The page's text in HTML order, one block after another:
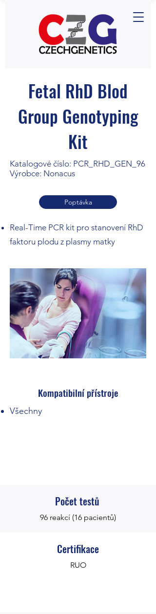
Fetal RhD Blod
Group Genotyping
Kit
Katalogové číslo: PCR_RHD_GEN_96
Výrobce: Nonacus
Poptávka
Real-Time PCR kit pro stanovení RhD
faktoru plodu z plasmy matky
Kompatibilní přístroje
Všechny
Počet testů
96 reakcí (16 pacientů)
Certifikace
RUO